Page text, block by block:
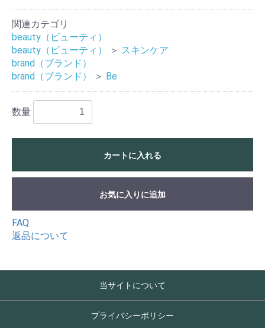
関連カテゴリ
beauty（ビューティ）
beauty（ビューティ）
＞ スキンケア
brand（ブランド）
brand（ブランド）
＞ Be
数量
カートに入れる
お気に入りに追加
FAQ
返品について
当サイトについて
プライバシーポリシー